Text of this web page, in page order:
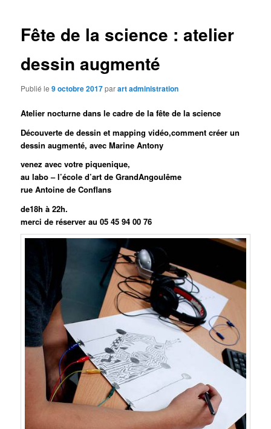
Fête de la science : atelier
dessin augmenté
Publié le9 octobre 2017parart administration
Atelier nocturne dans le cadre de la fête de la science
Découverte de dessin et mapping vidéo,comment créer un
dessin augmenté, avec Marine Antony
venez avec votre piquenique,
au labo – l’école d’art de GrandAngoulême
rue Antoine de Conflans
de18h à 22h.
merci de réserver au 05 45 94 00 76